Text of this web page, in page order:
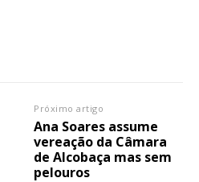
Próximo artigo
Ana Soares assume
vereação da Câmara
de Alcobaça mas sem
pelouros